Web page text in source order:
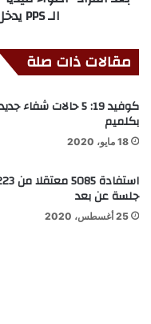
الـ PPS يدخل على الخط ب"إعلان"
مقالات ذات صلة
كوفيد 19: 5 حالات شفاء
بكلميم
18 مايو، 2020
استفادة 5085
جلسة عن بعد
25 أغسطس، 2020